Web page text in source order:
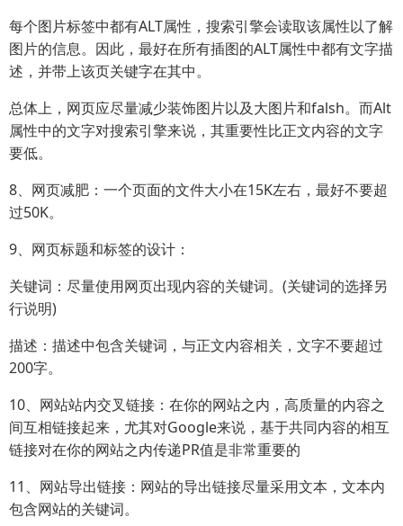
每个图片标签中都有ALT属性，搜索引擎会读取该属性以了解
图片的信息。因此，最好在所有插图的ALT属性中都有文字描
述，并带上该页关键字在其中。
总体上，网页应尽量减少装饰图片以及大图片和falsh。而Alt
属性中的文字对搜索引擎来说，其重要性比正文内容的文字
要低。
8、网页减肥：一个页面的文件大小在15K左右，最好不要超
过50K。
9、网页标题和标签的设计：
关键词：尽量使用网页出现内容的关键词。(关键词的选择另
行说明)
描述：描述中包含关键词，与正文内容相关，文字不要超过
200字。
10、网站站内交叉链接：在你的网站之内，高质量的内容之
间互相链接起来，尤其对Google来说，基于共同内容的相互
链接对在你的网站之内传递PR值是非常重要的
11、网站导出链接：网站的导出链接尽量采用文本，文本内
包含网站的关键词。